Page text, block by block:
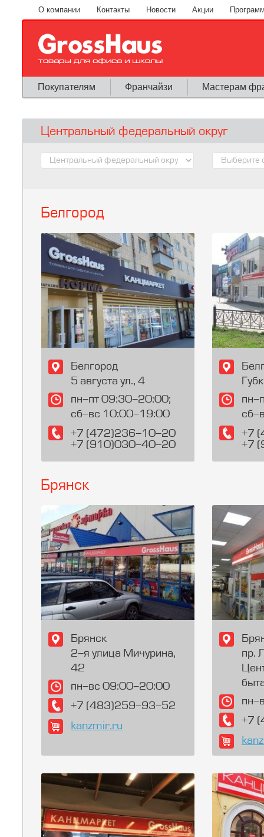
Перейти к основному содержанию
О компании Контакты Новости Акции
Покупателям Франчайзи Мастерам
Центральный федеральный округ
Белгород
Белгород
5 августа ул., 4
пн-пт 09:30-20:00;
сб-вс 10:00-19:00
+7 (472)236-10-20
+7 (910)030-40-20
пн-
сб-
+7
+7
Брянск
Брянск
2-я улица Мичурина,
42
пн-вс 09:00-20:00
+7 (483)259-93-52
kanzmir.ru
пр.
пн-
+7